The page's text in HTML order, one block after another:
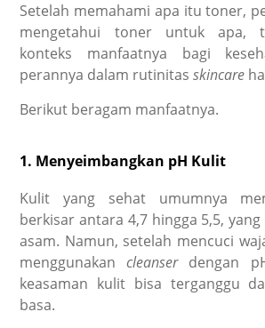
Setelah memahami apa itu toner,
mengetahui toner untuk apa,
konteks manfaatnya bagi
perannya dalam rutinitas skincare
Berikut beragam manfaatnya.
1. Menyeimbangkan pH Kulit
Kulit yang sehat umumnya
berkisar antara 4,7 hingga 5,5,
asam. Namun, setelah mencuci
menggunakancleanserdengan
keasaman kulit bisa terganggu
basa.